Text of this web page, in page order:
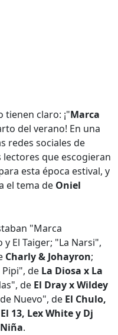
tienen claro: ¡"Marca
del verano! En una
redes sociales de
que escogieran
esta época estival, y
el tema de Oniel
"Marca
El Taiger; "La Narsi",
Charly & Johayron;
de La Diosa x La
de El Dray x Wildey
Nuevo", de El Chulo,
13, Lex White y Dj
.